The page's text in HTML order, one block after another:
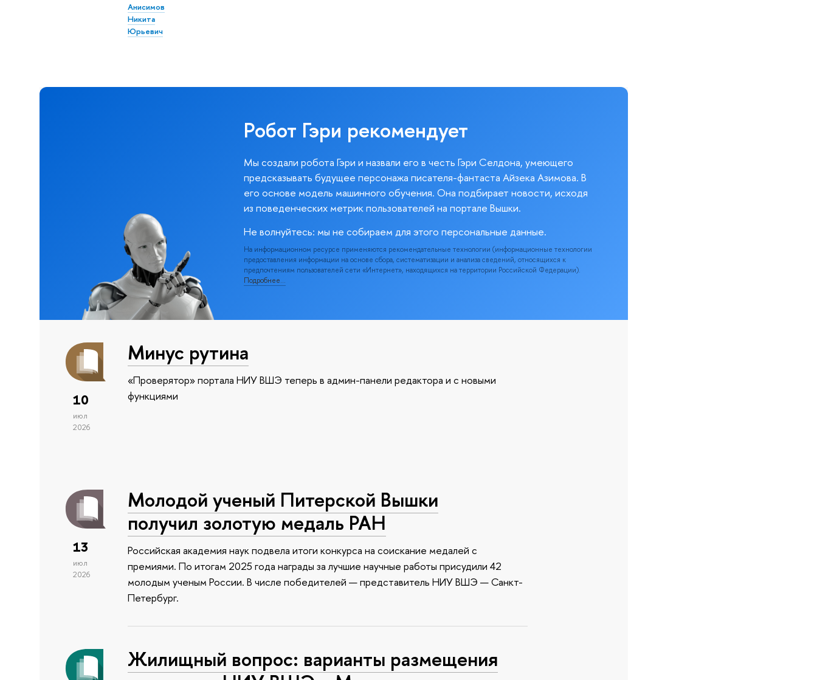
Анисимов
Никита
Юрьевич
Робот Гэри рекомендует
Мы создали робота Гэри и назвали его в честь Гэри Селдона, умеющего
предсказывать будущее персонажа писателя-фантаста Айзека Азимова. В
его основе модель машинного обучения. Она подбирает новости, исходя
из поведенческих метрик пользователей на портале Вышки.
Не волнуйтесь: мы не собираем для этого персональные данные.
На информационном ресурсе применяются рекомендательные технологии (информационные технологии
предоставления информации на основе сбора, систематизации и анализа сведений, относящихся к
предпочтениям пользователей сети «Интернет», находящихся на территории Российской Федерации).
Подробнее…
10
июл
2026
Минус рутина
«Проверятор» портала НИУ ВШЭ теперь в админ-панели редактора и с новыми
функциями
13
июл
2026
Молодой ученый Питерской Вышки
получил золотую медаль РАН
Российская академия наук подвела итоги конкурса на соискание медалей с
премиями. По итогам 2025 года награды за лучшие научные работы присудили 42
молодым ученым России. В числе победителей — представитель НИУ ВШЭ — Санкт-
Петербург.
Жилищный вопрос: варианты размещения